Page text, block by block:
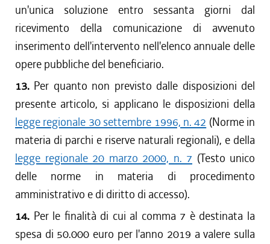
un'unica soluzione entro sessanta giorni dal
ricevimento della comunicazione di avvenuto
inserimento dell'intervento nell'elenco annuale delle
opere pubbliche del beneficiario.
13. Per quanto non previsto dalle disposizioni del
presente articolo, si applicano le disposizioni della
legge regionale 30 settembre 1996, n. 42 (Norme in
materia di parchi e riserve naturali regionali), e della
legge regionale 20 marzo 2000, n. 7 (Testo unico
delle norme in materia di procedimento
amministrativo e di diritto di accesso).
14. Per le finalità di cui al comma 7 è destinata la
spesa di 50.000 euro per l'anno 2019 a valere sulla